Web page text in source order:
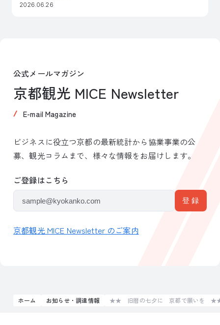
2026.06.26
公式メールマガジン
京都観光 MICE Newsletter
E-mail Magazine
ビジネスに役立つ京都の最新統計から協業事業の公
募、観光コラムまで、様々な情報をお届けします。
ご登録はこちら
京都観光 MICE Newsletter のご案内
ホーム お知らせ・調達情報 ★★ 旧暦の七夕に 京都で願いを ★★